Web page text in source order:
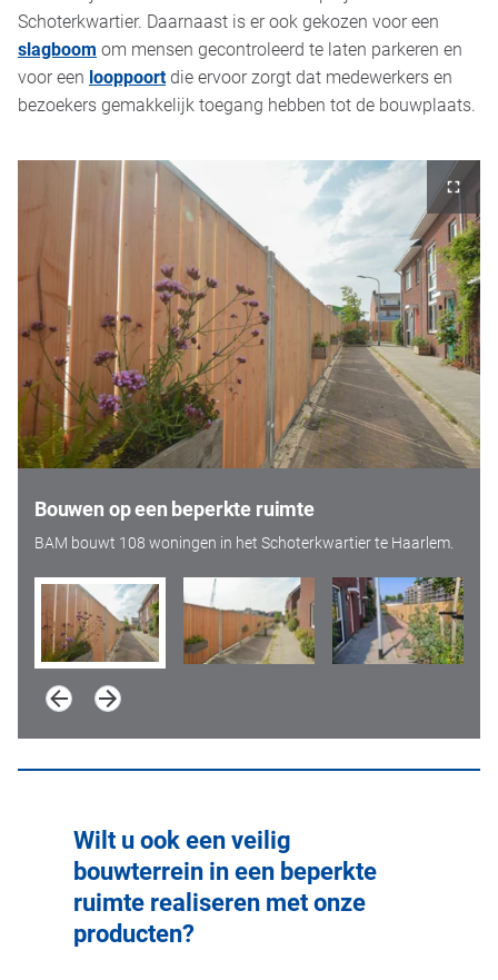
Schoterkwartier. Daarnaast is er ook gekozen voor een
slagboom om mensen gecontroleerd te laten parkeren en
voor een looppoortdie ervoor zorgt dat medewerkers en
bezoekers gemakkelijk toegang hebben tot de bouwplaats.
Bouwen op een beperkte ruimte
BAM bouwt 108 woningen in het Schoterkwartier te Haarlem.
Wilt u ook een veilig
bouwterrein in een beperkte
ruimte realiseren met onze
producten?